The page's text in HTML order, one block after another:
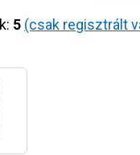
5 (csak regisztrált